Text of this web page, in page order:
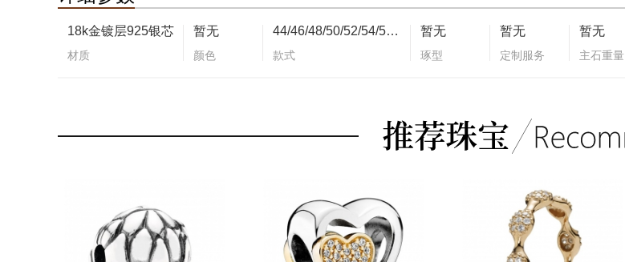
18k金镀层925银芯
材质
暂无
颜色
44/46/48/50/52/54/56/58
款式
暂无
琢型
暂无
定制服务
暂无
主石重量